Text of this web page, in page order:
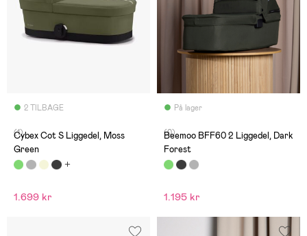
2 TILBAGE
(1)
Cybex Cot S Liggedel, Moss
Green
1.699 kr
På lager
(0)
Beemoo BFF60 2 Liggedel, Dark
Forest
1.195 kr